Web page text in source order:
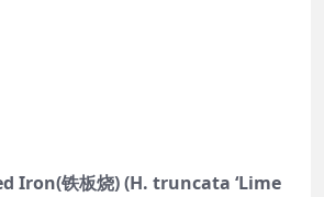
Iron(铁板烧) (H. truncata ‘Lime